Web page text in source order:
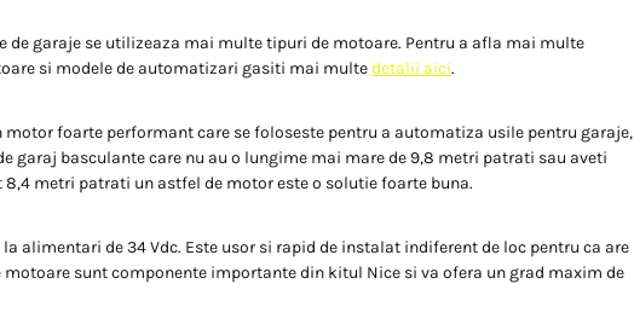
de garaje se utilizeaza mai multe tipuri de motoare. Pentru a afla mai multe
si modele de automatizari gasiti mai multedetalii aici.
motor foarte performant care se foloseste pentru a automatiza usile pentru garaje,
garaj basculante care nu au o lungime mai mare de 9,8 metri patrati sau aveti
8,4 metri patrati un astfel de motor este o solutie foarte buna.
alimentari de 34 Vdc. Este usor si rapid de instalat indiferent de loc pentru ca are
motoare sunt componente importante din kitul Nice si va ofera un grad maxim de